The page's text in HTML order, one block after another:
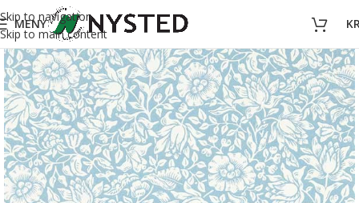
Skip to navigation
Skip to main content
MENY